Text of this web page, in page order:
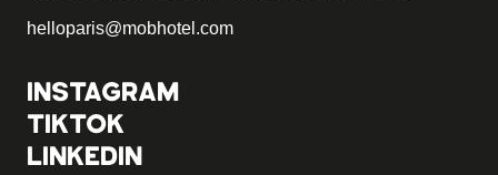
helloparis@mobhotel.com
INSTAGRAM
TIKTOK
LINKEDIN